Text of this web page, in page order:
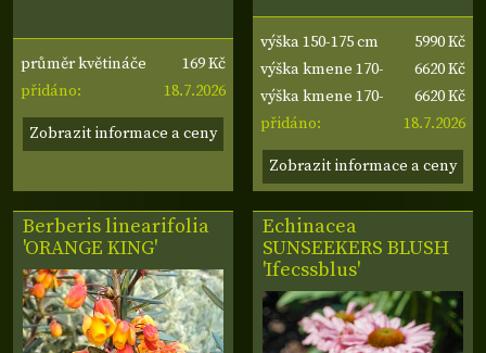
průměr květináče
12 cm
169 Kč
přidáno:
18.7.2026
Zobrazit informace a ceny
výška 150-175 cm
5990 Kč
výška kmene 170-
180 cm, obvod
kmene 14-16 cm
6620 Kč
výška kmene 170-
180 cm, obvod
kmene 14-16 cm
6620 Kč
přidáno:
18.7.2026
Zobrazit informace a ceny
Berberis linearifolia
'ORANGE KING'
Echinacea
SUNSEEKERS BLUSH
'Ifecssblus'